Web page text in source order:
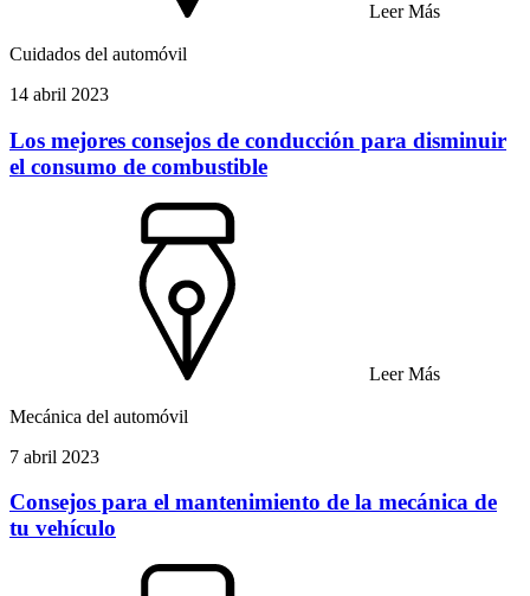
Leer Más
Cuidados del automóvil
14 abril 2023
Los mejores consejos de conducción para disminuir
el consumo de combustible
Leer Más
Mecánica del automóvil
7 abril 2023
Consejos para el mantenimiento de la mecánica de
tu vehículo